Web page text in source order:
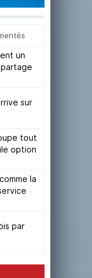
un
sur
tout
option
la
par